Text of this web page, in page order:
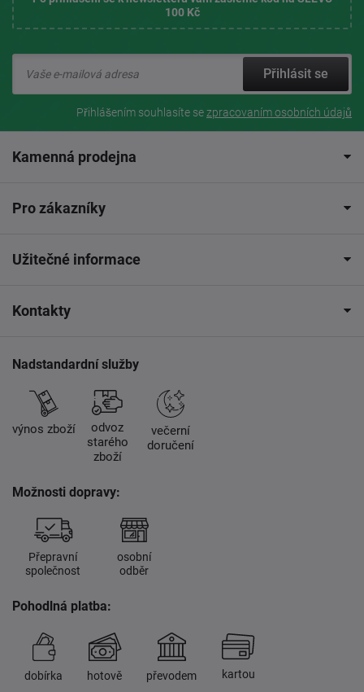
100 Kč
Přihlásit se
Přihlášením souhlasíte sezpracovaním osobních údajů
Kamenná prodejna
Pro zákazníky
Užitečné informace
Kontakty
Nadstandardní služby
výnos zboží
odvoz
starého
zboží
večerní
doručení
Možnosti dopravy:
Přepravní
společnost
osobní
odběr
Pohodlná platba:
dobírka hotově převodem kartou